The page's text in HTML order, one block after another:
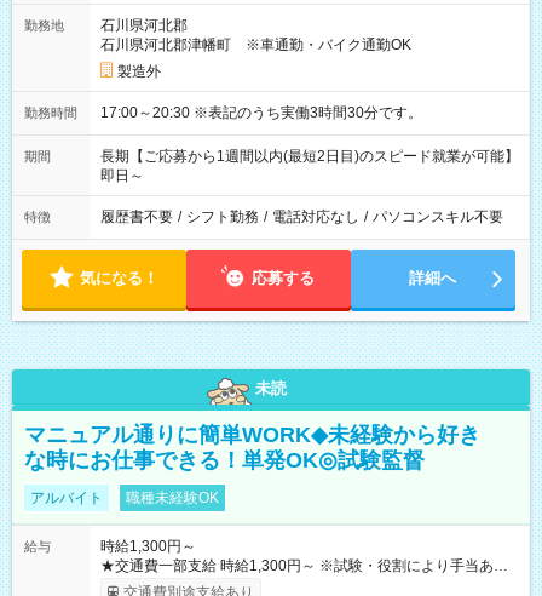
勤務地
石川県河北郡
石川県河北郡津幡町 ※車通勤・バイク通勤OK
製造外
勤務時間 17:00～20:30 ※表記のうち実働3時間30分です。
期間
長期【ご応募から1週間以内(最短2日目)のスピード就業が可能】
即日～
特徴 履歴書不要 / シフト勤務 / 電話対応なし / パソコンスキル不要
気になる！ 応募する 詳細へ
未読
マニュアル通りに簡単WORK◆未経験から好き
な時にお仕事できる！単発OK◎試験監督
アルバイト 職種未経験OK
給与
時給1,300円～
★交通費一部支給 時給1,300円～ ※試験・役割により手当あり
※勤務回数により昇給あり 【即給（前払い）オプションあ
交通費別途支給あり